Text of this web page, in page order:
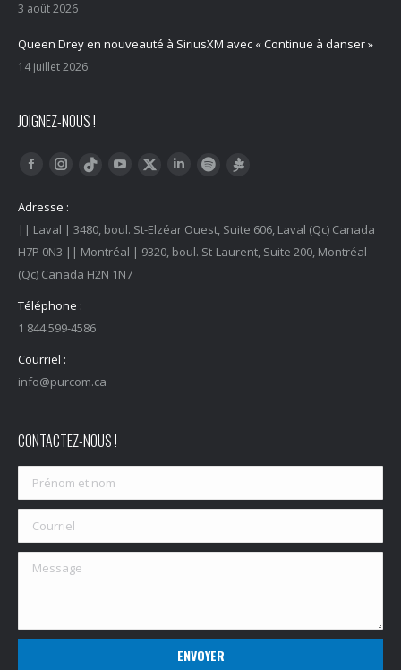
3 août 2026
Queen Drey en nouveauté à SiriusXM avec « Continue à danser »
14 juillet 2026
JOIGNEZ-NOUS !
Trouvez nous sur :
FacebookInstagram
Tiktok YouTubeTwitter LinkedInSpotify
Adresse :
|| Laval | 3480, boul. St-Elzéar Ouest, Suite 606, Laval (Qc) Canada
H7P 0N3 || Montréal | 9320, boul. St-Laurent, Suite 200, Montréal
(Qc) Canada H2N 1N7
Téléphone :
1 844 599-4586
Courriel :
info@purcom.ca
CONTACTEZ-NOUS !